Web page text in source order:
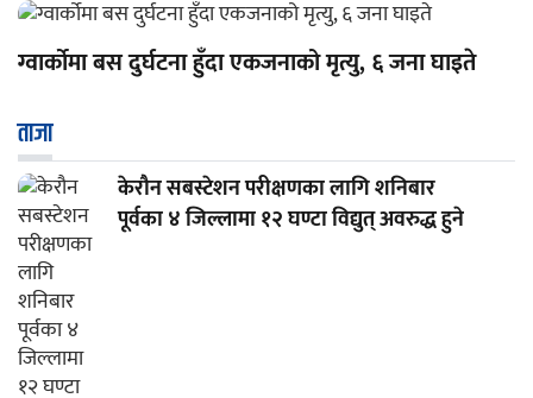
ग्वार्कोमा बस दुर्घटना हुँदा एकजनाको मृत्यु, ६ जना घाइते
ताजा
केरौन सबस्टेशन परीक्षणका लागि शनिबार
पूर्वका ४ जिल्लामा १२ घण्टा विद्युत् अवरुद्ध हुने